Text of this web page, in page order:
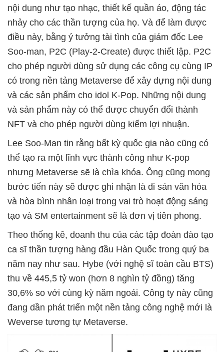
nội dung như tạo nhạc, thiết kế quần áo, động tác
nhảy cho các thần tượng của họ. Và để làm được
điều này, bằng ý tưởng tài tình của giám đốc Lee
Soo-man, P2C (Play-2-Create) được thiết lập. P2C
cho phép người dùng sử dụng các công cụ cùng IP
có trong nền tảng Metaverse để xây dựng nội dung
và các sản phẩm cho idol K-Pop. Những nội dung
và sản phẩm này có thể được chuyển đổi thành
NFT và cho phép người dùng kiếm lợi nhuận.
Lee Soo-Man tin rằng bất kỳ quốc gia nào cũng có
thể tạo ra một lĩnh vực thành công như K-pop
nhưng Metaverse sẽ là chìa khóa. Ông cũng mong
bước tiến này sẽ được ghi nhận là di sản văn hóa
và hòa bình nhân loại trong vai trò hoạt động sáng
tạo và SM entertainment sẽ là đơn vị tiên phong.
Theo thống kê, doanh thu của các tập đoàn đào tạo
ca sĩ thần tượng hàng đầu Hàn Quốc trong quý ba
năm nay như sau. Hybe (với nghệ sĩ toàn cầu BTS)
thu về 445,5 tỷ won (hơn 8 nghìn tỷ đồng) tăng
30,6% so với cùng kỳ năm ngoái. Công ty này cũng
đang dần phát triển một nền tảng công nghệ mới là
Weverse tương tự Metaverse.